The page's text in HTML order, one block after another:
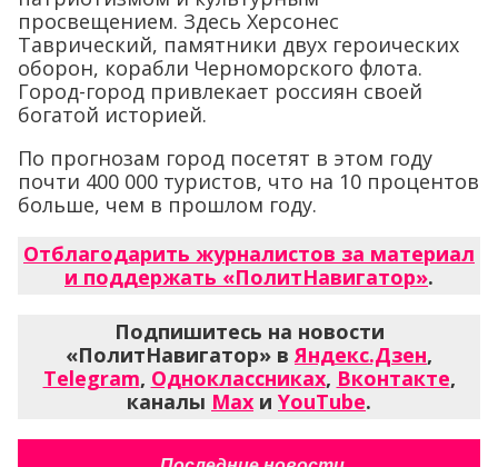
просвещением. Здесь Херсонес
Таврический, памятники двух героических
оборон, корабли Черноморского флота.
Город-город привлекает россиян своей
богатой историей.
По прогнозам город посетят в этом году
почти 400 000 туристов, что на 10 процентов
больше, чем в прошлом году.
Отблагодарить журналистов за материал
и поддержать «ПолитНавигатор».
Подпишитесь на новости
«ПолитНавигатор» вЯндекс.Дзен,
Telegram, Одноклассниках, Вконтакте,
каналы Max и YouTube.